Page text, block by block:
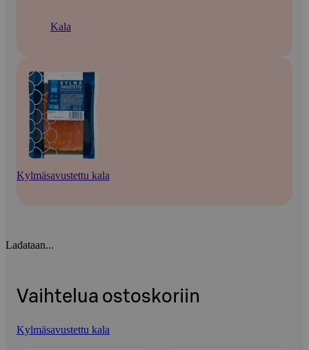
Kala
Kylmäsavustettu kala
Ladataan...
Vaihtelua ostoskoriin
Kylmäsavustettu kala